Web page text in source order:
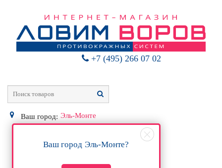
+7 (495) 266 07 02
Ваш город: Эль-Монте
Ваш город Эль-Монте?
0Р